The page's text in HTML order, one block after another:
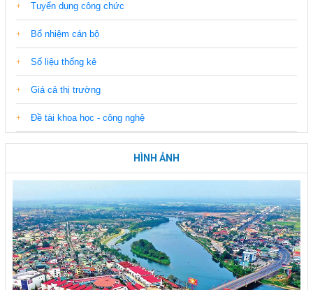
Tuyển dụng công chức
Bổ nhiệm cán bộ
Số liệu thống kê
Giá cả thị trường
Đề tài khoa học - công nghệ
HÌNH ẢNH